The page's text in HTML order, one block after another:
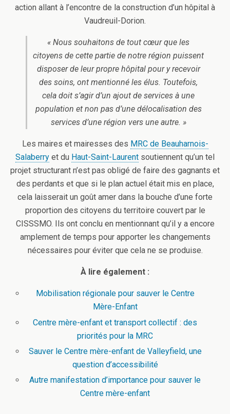
action allant à l’encontre de la construction d’un hôpital à
Vaudreuil-Dorion.
« Nous souhaitons de tout cœur que les
citoyens de cette partie de notre région puissent
disposer de leur propre hôpital pour y recevoir
des soins, ont mentionné les élus. Toutefois,
cela doit s’agir d’un ajout de services à une
population et non pas d’une délocalisation des
services d’une région vers une autre. »
Les maires et mairesses des MRC de Beauharnois-
Salaberry et du Haut-Saint-Laurent soutiennent qu’un tel
projet structurant n’est pas obligé de faire des gagnants et
des perdants et que si le plan actuel était mis en place,
cela laisserait un goût amer dans la bouche d’une forte
proportion des citoyens du territoire couvert par le
CISSSMO. Ils ont conclu en mentionnant qu’il y a encore
amplement de temps pour apporter les changements
nécessaires pour éviter que cela ne se produise.
À lire également :
Mobilisation régionale pour sauver le Centre
Mère-Enfant
Centre mère-enfant et transport collectif : des
priorités pour la MRC
Sauver le Centre mère-enfant de Valleyfield, une
question d’accessibilité
Autre manifestation d’importance pour sauver le
Centre mère-enfant